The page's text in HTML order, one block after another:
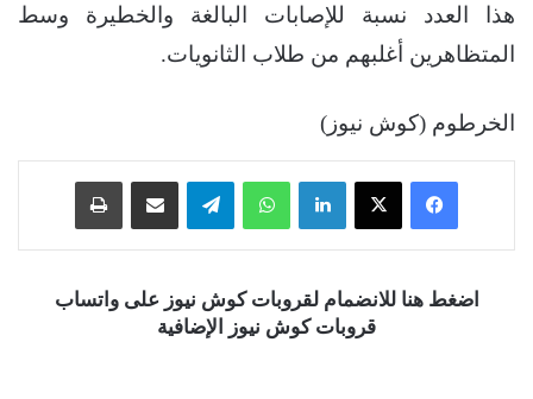
هذا العدد نسبة للإصابات البالغة والخطيرة وسط
المتظاهرين أغلبهم من طلاب الثانويات.
الخرطوم (كوش نيوز)
فيسبوك ‫X لينكدإن واتساب تيلقرام
اضغط هنا للانضمام لقروبات كوش نيوز على واتساب
قروبات كوش نيوز الإضافية